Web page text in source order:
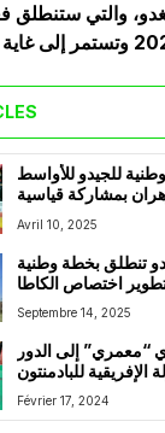
للجيدو للأواسط
بمشاركة قياسية
Avril 10, 2025
تنطلق بخطة وطنية
اختصاص الكاطا
Septembre 14, 2025
“معمري” إلى الدور
الإفريقية للبادمنتون
Février 17, 2024